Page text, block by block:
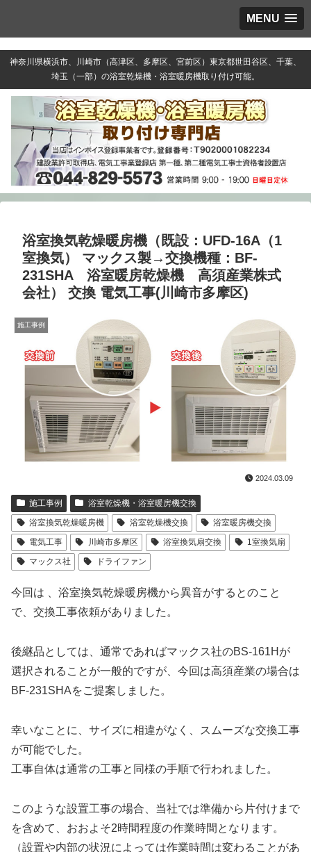
MENU
神奈川県横浜市、川崎市（高津区、多摩区、宮前区）東京都世田谷区、千葉、
埼玉（一部）の浴室乾燥機・浴室暖房機取り付け可能。
浴室換気乾燥暖房機（既設：UFD-16A（1
室換気） マックス製→交換機種：BF-
231SHA 浴室暖房乾燥機 高須産業株式
会社） 交換 電気工事(川崎市多摩区)
施工事例
2024.03.09
施工事例
浴室乾燥機・浴室暖房機交換
浴室換気乾燥暖房機
浴室乾燥機交換
浴室暖房機交換
電気工事
川崎市多摩区 浴室換気扇交換
1室換気扇
マックス社
ドライファン
今回は 、浴室換気乾燥暖房機から異音がするとのこと
で、交換工事依頼がありました。
後継品としては、通常であればマックス社のBS-161Hが
選択されることが一般的ですが、今回は高須産業の場合は
BF-231SHAをご提案しました。
幸いなことに、サイズに相違がなく、スムーズな交換工事
が可能でした。
工事自体は通常の工事と同様の手順で行われました。
このような設置工事の場合、当社では準備から片付けまで
を含めて、おおよそ2時間程度の作業時間となります。
（設置や内部の状況によっては作業時間は変わることがあ